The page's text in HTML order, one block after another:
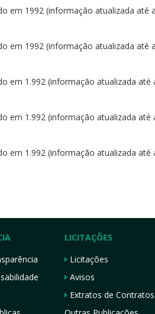
em 1992 (informação atualizada até
em 1992 (informação atualizada até
1.992 (informação atualizada até
em 1.992 (informação atualizada até
em 1.992 (informação atualizada até
LICITAÇÕES
Licitações
Avisos
Extratos de